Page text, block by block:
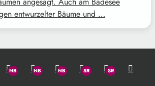
entwurzelter Bäume und …